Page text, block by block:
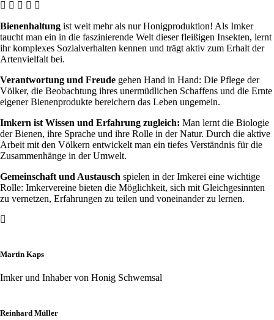
Bienenhaltung ist weit mehr als nur Honigproduktion! Als Imker
taucht man ein in die faszinierende Welt dieser fleißigen Insekten, lernt
ihr komplexes Sozialverhalten kennen und trägt aktiv zum Erhalt der
Artenvielfalt bei.
Verantwortung und Freude gehen Hand in Hand: Die Pflege der
Völker, die Beobachtung ihres unermüdlichen Schaffens und die Ernte
eigener Bienenprodukte bereichern das Leben ungemein.
Imkern ist Wissen und Erfahrung zugleich: Man lernt die Biologie
der Bienen, ihre Sprache und ihre Rolle in der Natur. Durch die aktive
Arbeit mit den Völkern entwickelt man ein tiefes Verständnis für die
Zusammenhänge in der Umwelt.
Gemeinschaft und Austausch spielen in der Imkerei eine wichtige
Rolle: Imkervereine bieten die Möglichkeit, sich mit Gleichgesinnten
zu vernetzen, Erfahrungen zu teilen und voneinander zu lernen.
Martin Kaps
Imker und Inhaber von Honig Schwemsal
Reinhard Müller